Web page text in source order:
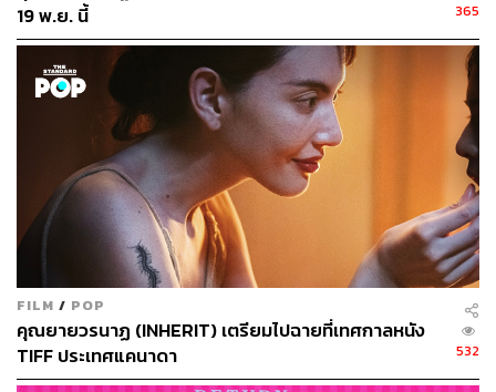
และสำหรับใครที่ ‘คาดหวัง’ ว่าจะได้รับชมฉากแอ็กชันเดือดๆ
ก็ไม่ต้องกังวลไป เพราะผู้กำกับและทีมสร้างได้ออกแบบฉาก
แอ็กชันน้อยใหญ่มาเสิร์ฟแบบไม่มีกั๊ก ทั้งฉากการเผชิญหน้า
กันระหว่างองค์รามและทศกัณฐ์ในช่วงต้นเรื่องที่อาจไม่ได้
ใหญ่โตมากนัก แต่ก็เป็นฉากที่ฉายภาพให้เราเห็นถึงอิทธิฤทธิ์
อันล้นเหลือของทั้งคู่ให้เราได้รับชม เสมือนผู้สร้างใช้ฉากนี้
เพื่อ ‘อุ่นเครื่อง’ ให้ผู้ชม ก่อนที่จะโยนเราเข้าสู่สงครามระดับ
จักรวาลแบบเต็มสูบ
ซึ่งในจุดนี้เราต้องขอชื่นชมทีมสร้างในแง่ของการลำดับ
เหตุการณ์ที่ค่อยๆ ไต่ระดับความยิ่งใหญ่อลังการของฉากแอ็
กชันให้สูงขึ้นเรื่อยๆ แบบไม่มีตก ยกตัวอย่างเช่น ฉากเปิด
สงครามระหว่างองค์รามและราชาพาลีที่ว่ายิ่งใหญ่มากๆ
แล้ว ภาพยนตร์ยังมีไม้เด็ดอีกสอง สาม และสี่ฉากใหญ่ๆ ที่
19 พ.ย. นี้
365
FILM / POP
คุณยายวรนาฏ (INHERIT) เตรียมไปฉายที่เทศกาลหนัง
TIFF ประเทศแคนาดา
532